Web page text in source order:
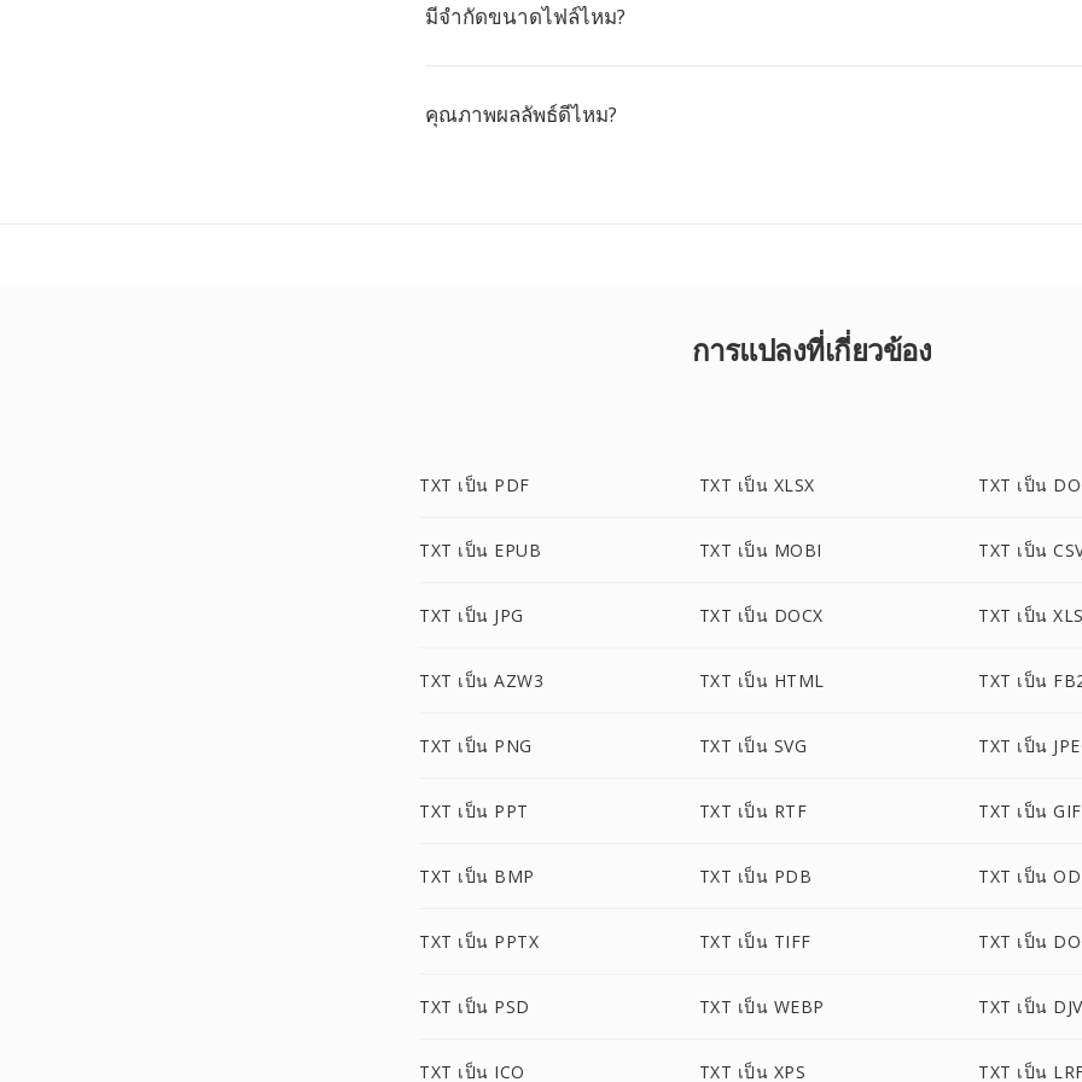
มีจำกัดขนาดไฟล์ไหม?
คุณภาพผลลัพธ์ดีไหม?
การแปลงที่เกี่ยวข้อง
TXT เป็น PDF TXT เป็น XLSX TXT เป็น
TXT เป็น EPUB TXT เป็น MOBI TXT เป็น
TXT เป็น JPG TXT เป็น DOCX TXT เป็น
TXT เป็น AZW3 TXT เป็น HTML TXT เป็น
TXT เป็น PNG TXT เป็น SVG TXT เป็น
TXT เป็น PPT TXT เป็น RTF TXT เป็น GIF
TXT เป็น BMP TXT เป็น PDB TXT เป็น
TXT เป็น PPTX TXT เป็น TIFF TXT เป็น
TXT เป็น PSD TXT เป็น WEBP TXT เป็น
TXT เป็น ICO TXT เป็น XPS TXT เป็น